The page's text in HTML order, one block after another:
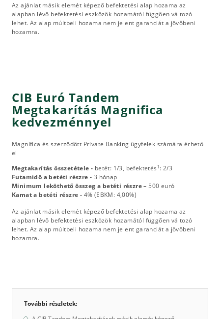
Az ajánlat másik elemét képező befektetési alap hozama az
alapban lévő befektetési eszközök hozamától függően változó
lehet. Az alap múltbeli hozama nem jelent garanciát a jövőbeni
hozamra.
CIB Euró Tandem
Megtakarítás Magnifica
kedvezménnyel
Magnifica és szerződött Private Banking ügyfelek számára érhető
el
Megtakarítás összetétele - betét: 1/3, befektetés 1: 2/3
Futamidő a betéti részre - 3 hónap
Minimum leköthető összeg a betéti részre – 500 euró
Kamat a betéti részre - 4% (EBKM: 4,00%)
Az ajánlat másik elemét képező befektetési alap hozama az
alapban lévő befektetési eszközök hozamától függően változó
lehet. Az alap múltbeli hozama nem jelent garanciát a jövőbeni
hozamra.
További részletek: